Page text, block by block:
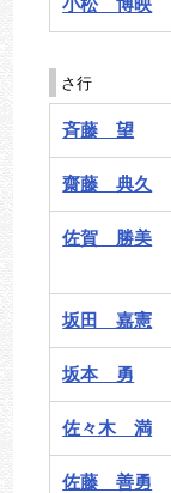
斉藤 望
齋藤 典久
佐賀 勝美
坂田 嘉憲
坂本 勇
佐々木 満
佐藤 善勇
さ行